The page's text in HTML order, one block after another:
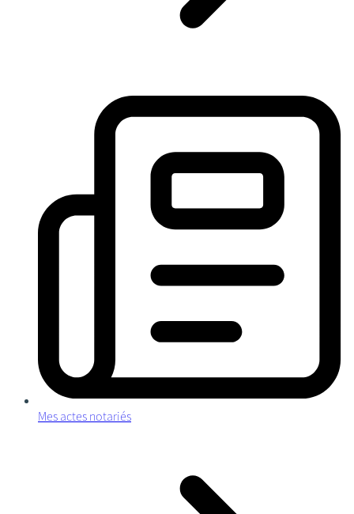
Mes actes notariés